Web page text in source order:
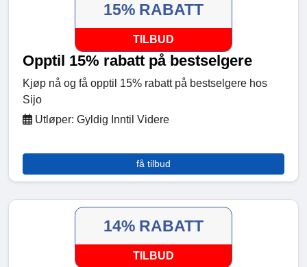
15% RABATT
TILBUD
Opptil 15% rabatt på bestselgere
Kjøp nå og få opptil 15% rabatt på bestselgere hos
Sijo
Utløper: Gyldig Inntil Videre
få tilbud
14% RABATT
TILBUD